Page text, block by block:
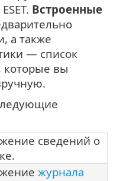
Встроенные
а также
— список
которые вы
сведений о
журнала